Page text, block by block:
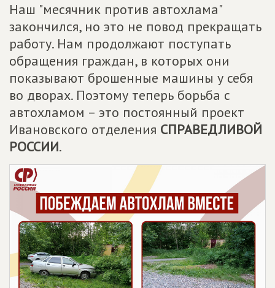
Наш "месячник против автохлама"
закончился, но это не повод прекращать
работу. Нам продолжают поступать
обращения граждан, в которых они
показывают брошенные машины у себя
во дворах. Поэтому теперь борьба с
автохламом – это постоянный проект
Ивановского отделения СПРАВЕДЛИВОЙ
РОССИИ.